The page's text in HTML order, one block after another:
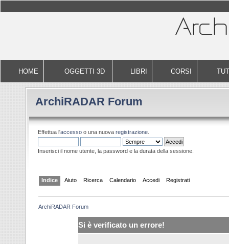
HOME OGGETTI 3D LIBRI CORSI
ArchiRADAR Forum
Effettua l'accesso o una nuova registrazione.
Inserisci il nome utente, la password e la durata della sessione.
Indice Aiuto Ricerca Calendario Accedi Registrati
ArchiRADAR Forum
Si è verificato un errore!